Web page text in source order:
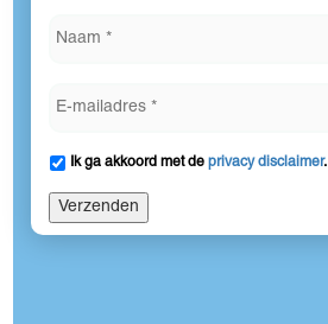
Ik ga akkoord met deprivacy disclaimer.
Verzenden